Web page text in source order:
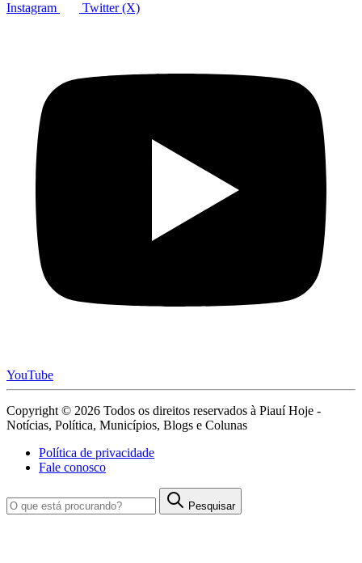
Instagram Twitter (X)
YouTube
Copyright © 2026 Todos os direitos reservados à Piauí Hoje -
Notícias, Política, Municípios, Blogs e Colunas
Política de privacidade
Fale conosco
Pesquisar